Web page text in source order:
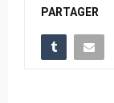
PARTAGER